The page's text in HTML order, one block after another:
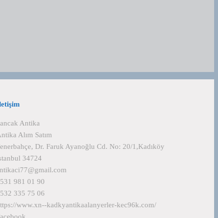
Antika
Alım Satım
Dr. Faruk Ayanoğlu Cd. No: 20/1,Kadıköy
34724
981 01 90
335 75 06
www.xn--kadkyantikaalanyerler-kec96k.com/